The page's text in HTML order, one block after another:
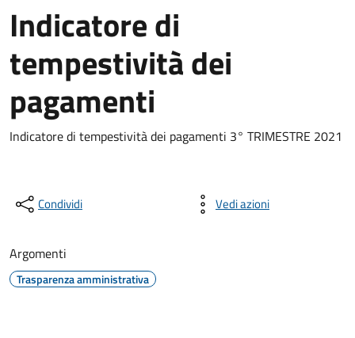
Indicatore di
tempestività dei
pagamenti
Indicatore di tempestività dei pagamenti 3° TRIMESTRE 2021
Condividi Vedi azioni
Argomenti
Trasparenza amministrativa